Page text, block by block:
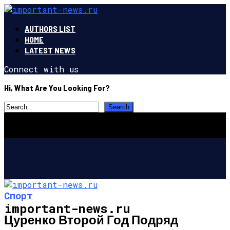
AUTHORS LIST
HOME
LATEST NEWS
Connect with us
Hi, What Are You Looking For?
important-news.ru
Спорт
Цуренко Второй Год Подряд